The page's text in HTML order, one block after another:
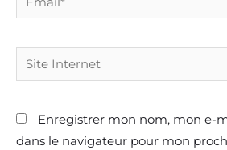
Site
Internet
Enregistrer mon nom, mon e-
dans le navigateur pour mon